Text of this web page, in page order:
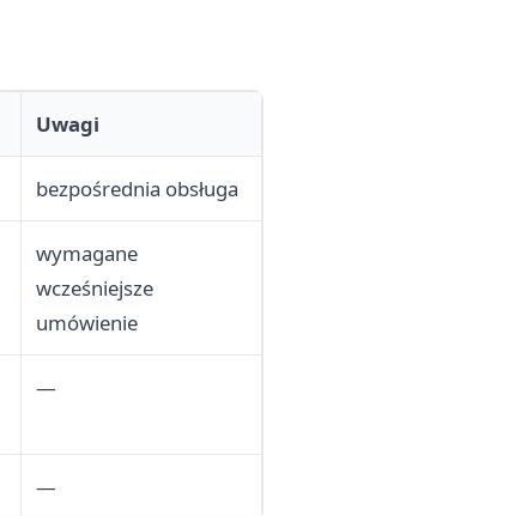
Uwagi
bezpośrednia obsługa
wymagane
wcześniejsze
umówienie
—
—